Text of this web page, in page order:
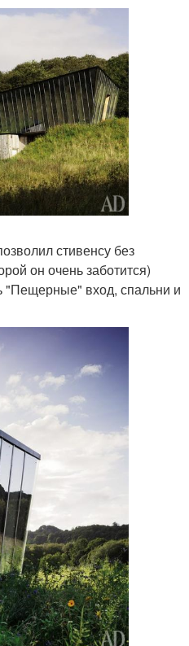
стивенсу без
он очень заботится)
"Пещерные" вход, спальни и